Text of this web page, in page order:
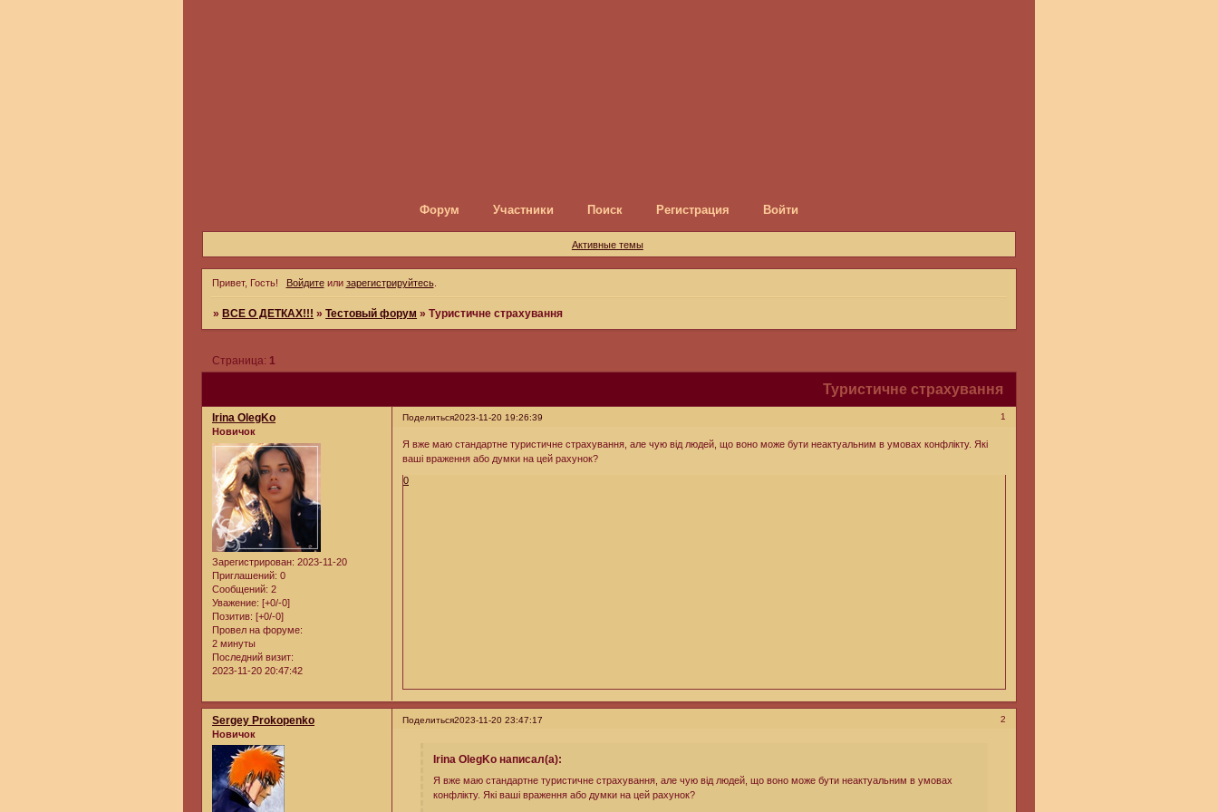
Форум Участники Поиск Регистрация Войти
Активные темы
Привет, Гость! Войдитеили зарегистрируйтесь.
» ВСЕ О ДЕТКАХ!!! »Тестовый форум »Туристичне страхування
Туристичне страхування
Страница: 1
Поделиться 1
2023-11-20 19:26:39
Irina OlegKo
Новичок
Зарегистрирован: 2023-11-20
Приглашений: 0
Сообщений: 2
Уважение: [+0/-0]
Позитив: [+0/-0]
Провел на форуме:
2 минуты
Последний визит:
2023-11-20 20:47:42
Я вже маю стандартне туристичне страхування, але чую від людей, що воно може бути неактуальним в умовах конфлікту. Які
ваші враження або думки на цей рахунок?
0
Поделиться 2
2023-11-20 23:47:17
Sergey Prokopenko
Новичок
Irina OlegKo написал(а):
Я вже маю стандартне туристичне страхування, але чую від людей, що воно може бути неактуальним в умовах
конфлікту. Які ваші враження або думки на цей рахунок?